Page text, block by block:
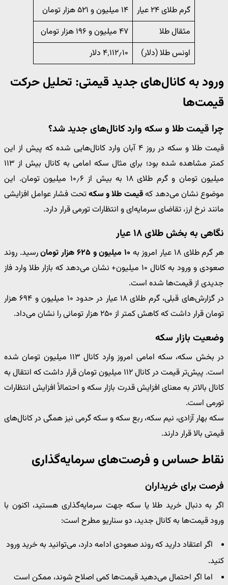
گرم طلای ۲۴ عیار
۱۴ میلیون و ۵۲۱ هزار تومان
مثقال طلا
۴۷ میلیون و ۱۹۶ هزار تومان
اونس طلا (دلار)
۴٬۱۱۲٫۱۰ دلار
ورود به کانال‌های جدید قیمتی: تحلیل حرکت
قیمت‌ها
چرا قیمت طلا و سکه وارد کانال‌های جدید شد؟
قیمت طلا و سکه در روز ۴ آبان وارد کانال‌هایی شده که پیش از این
کمتر مشاهده شده بود؛ برای مثال سکه امامی به کانال بیش از ۱۱۳
میلیون تومان و گرم طلای ۱۸ به بیش از ۱۰٫۶ میلیون تومان. این
موضوع نشان می‌دهد کهقیمت طلا و سکهتحت فشار عوامل افزایشی
مانند نرخ ارز، تقاضای سرمایه‌ای و انتظارات تورمی قرار دارد.
نگاهی به بخش طلای ۱۸ عیار
هر گرم طلای ۱۸ عیار امروز به ۱۰ میلیون و ۶۲۵ هزار تومان
رسید. روند
صعودی و ورود به کانال ۱۰ میلیون+ نشان می‌دهد که بازار طلا وارد فاز
جدیدی از قیمت‌ها شده است.
در گزارش‌های قبلی، گرم طلای ۱۸ عیار در حدود ۱۰ میلیون و ۶۹۴ هزار
تومان قرار داشت که کاهش کمتر از ۲۵۰ هزار تومانی را نشان می‌داد.
وضعیت بازار سکه
در بخش سکه، سکه امامی امروز وارد کانال ۱۱۳ میلیون تومان شده
است. پیش‌تر قیمت در کانال ۱۱۲ میلیون تومان قرار داشت که انتقال به
کانال بالاتر به معنای افزایش قدرت بازار سکه و احتمالاً افزایش انتظارات
تورمی است.
سکه بهار آزادی، نیم سکه، ربع سکه و سکه گرمی نیز همگی در کانال‌های
قیمتی بالا قرار دارند.
نقاط حساس و فرصت‌های سرمایه‌گذاری
فرصت برای خریداران
اگر به دنبال خرید طلا یا سکه جهت سرمایه‌گذاری هستید، اکنون با
ورود قیمت‌ها به کانال جدید، دو سناریو مطرح است:
اگر اعتقاد دارید که روند صعودی ادامه دارد، می‌توانید به خرید ورود
کنید.
اما اگر احتمال می‌دهید قیمت‌ها کمی اصلاح شوند، ممکن است